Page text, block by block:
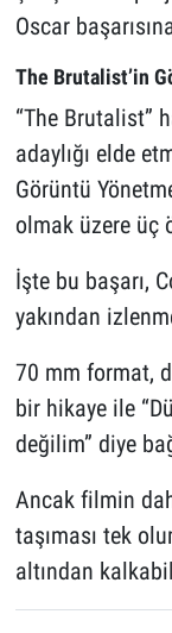
Oscar
The Brutalist’in
“The Brutalist”
adaylığı elde
Görüntü
olmak üzere üç
İşte bu başarı,
yakından
70 mm format,
bir hikaye ile
değilim” diye
Ancak filmin
taşıması tek
altından